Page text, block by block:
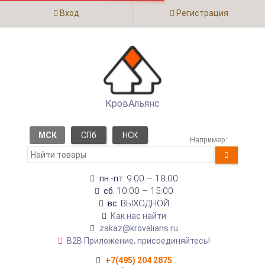
Вход Регистрация
КровАльянс
МСК СПб НСК Например:
пн.-пт. 9:00 – 18:00
сб. 10:00 – 15:00
вс. ВЫХОДНОЙ
Как нас найти
zakaz@krovalians.ru
B2B Приложение, присоединяйтесь!
+7(495) 204 2875